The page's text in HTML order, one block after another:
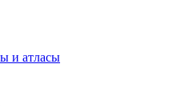
и атласы